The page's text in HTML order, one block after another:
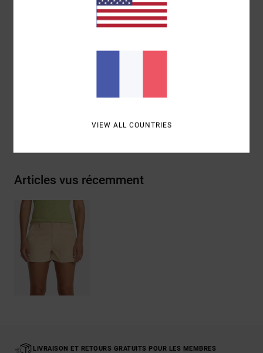
Bouton
7,62 cm
[Matière principale] 98% coton, 2%
Articles vus récemment
LIVRAISON ET RETOURS GRATUITS POUR LES MEMBRES
VIEW ALL COUNTRIES